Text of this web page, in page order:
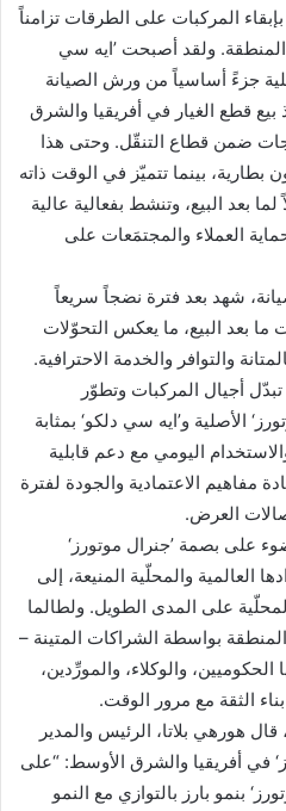
تساعد بإبقاء المركبات على الطرقات تزامناً
ولقد أصبحت ’ايه سي
جزءً أساسياً من ورش الصيانة
قطع الغيار في أفريقيا والشرق
ضمن قطاع التنقّل. وحتى هذا
تم بيع ما يقارب 60 مليون بطارية، بينما تتميّز في الوقت ذاته
بعد البيع، وتنشط بفعالية عالية
العملاء والمجتمَعات على
شهد بعد فترة نضجاً سريعاً
ما بعد البيع، ما يعكس التحوّلات
والتوافر والخدمة الاحترافية.
أجيال المركبات وتطوّر
الأصلية و’ايه سي دلكو‘ بمثابة
اليومي مع دعم قابلية
مفاهيم الاعتمادية والجودة لفترة
العرض.
على بصمة ’جنرال موتورز‘
العالمية والمحلّية المنيعة، إلى
على المدى الطويل. ولطالما
بواسطة الشراكات المتينة –
والوكلاء، والمورِّدين،
الثقة مع مرور الوقت.
هورهي بلاتا، الرئيس والمدير
في أفريقيا والشرق الأوسط: “على
بنمو بارز بالتوازي مع النمو